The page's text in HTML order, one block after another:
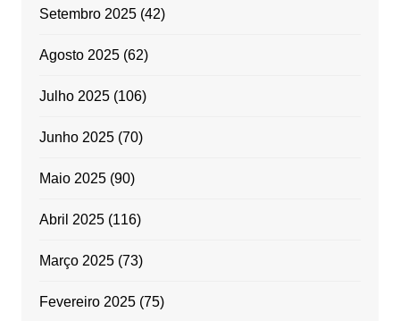
Setembro 2025(42)
Agosto 2025(62)
Julho 2025(106)
Junho 2025(70)
Maio 2025(90)
Abril 2025(116)
Março 2025(73)
Fevereiro 2025(75)